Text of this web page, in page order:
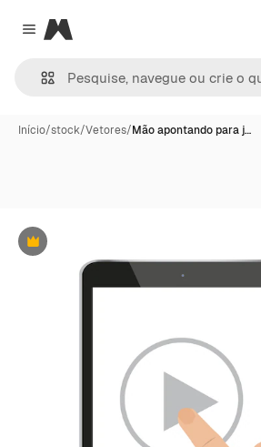
Close menu
Magnific
Início/stock/Vetores/Mão apontando para j…
Premium